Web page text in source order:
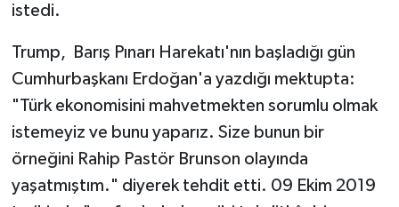
istedi.
Trump, Barış Pınarı Harekatı'nın başladığı gün
Cumhurbaşkanı Erdoğan'a yazdığı mektupta:
"Türk ekonomisini mahvetmekten sorumlu olmak
istemeyiz ve bunu yaparız. Size bunun bir
örneğini Rahip Pastör Brunson olayında
yaşatmıştım." diyerek tehdit etti. 09 Ekim 2019